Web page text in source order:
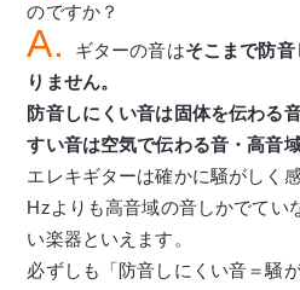
のですか？
A. ギターの音はそこまで防
りません。
防音しにくい音は固体を伝わる
すい音は空気で伝わる音・高音
エレキギターは確かに騒がしく
Hzよりも高音域の音しかでてい
い楽器といえます。
必ずしも「防音しにくい音＝騒